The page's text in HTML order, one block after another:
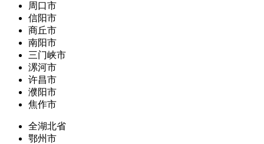
周口市
信阳市
商丘市
南阳市
三门峡市
漯河市
许昌市
濮阳市
焦作市
全湖北省
鄂州市